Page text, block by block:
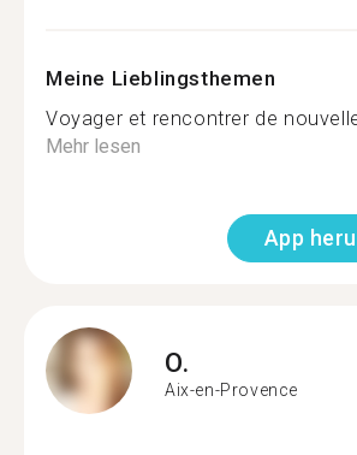
Meine Lieblingsthemen
Voyager et rencontrer de
Mehr lesen
App
O.
Aix-en-Provence